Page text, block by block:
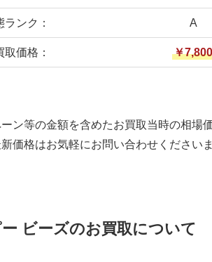
ランク： A
取価格： ￥
ン等の金額を含めたお買取当時の相場
価格はお気軽にお問い合わせくださいま
ビーズのお買取について